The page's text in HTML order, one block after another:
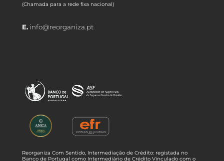
(Chamada para a rede fixa nacional)
E. info@reorganiza.pt
Reorganiza Com Sentido, Intermediação de Crédito: registada no
Banco de Portugal como Intermediário de Crédito Vinculado com o